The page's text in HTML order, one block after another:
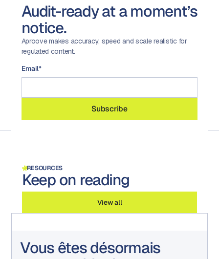
Audit-ready at a moment’s
notice.
Aproove makes accuracy, speed and scale realistic for
regulated content.
Email*
RESOURCES
Keep on reading
View all
Vous êtes désormais